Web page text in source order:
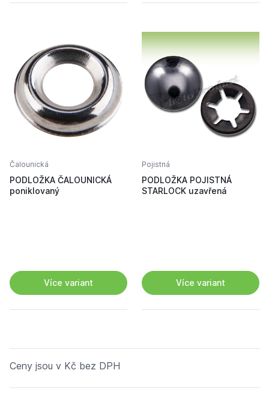
Čalounická
PODLOŽKA ČALOUNICKÁ
poniklovaný
Více variant
Pojistná
PODLOŽKA POJISTNÁ
STARLOCK uzavřená
Více variant
Ceny jsou v Kč bez DPH